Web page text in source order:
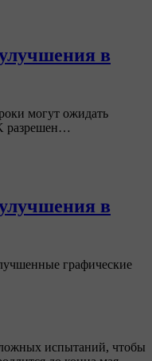
в
могут ожидать
разрешен…
в
графические
испытаний, чтобы